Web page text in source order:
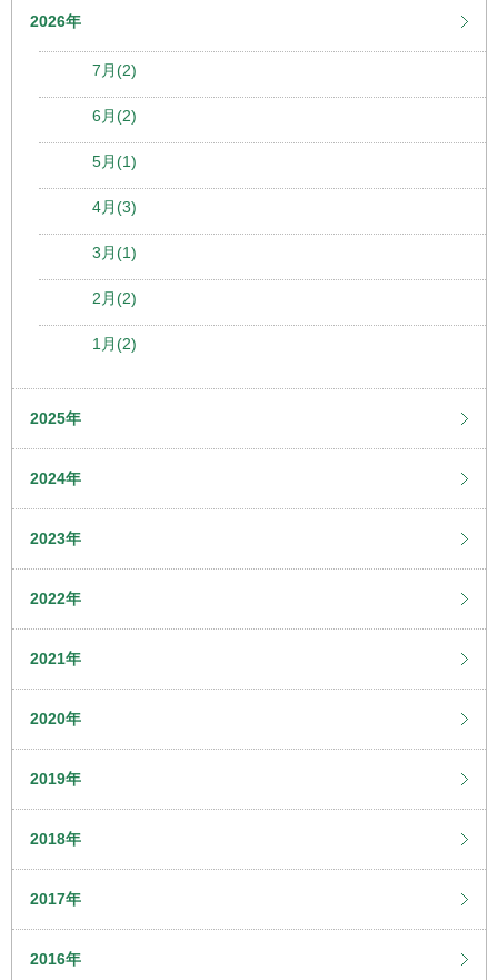
2026年
7月(2)
6月(2)
5月(1)
4月(3)
3月(1)
2月(2)
1月(2)
2025年
2024年
2023年
2022年
2021年
2020年
2019年
2018年
2017年
2016年